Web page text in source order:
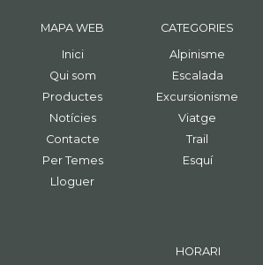
MAPA WEB
Inici
Qui som
Productes
Notícies
Contacte
Per Temes
Lloguer
CATEGORIES
Alpinisme
Escalada
Excursionisme
Viatge
Trail
Esquí
HORARI